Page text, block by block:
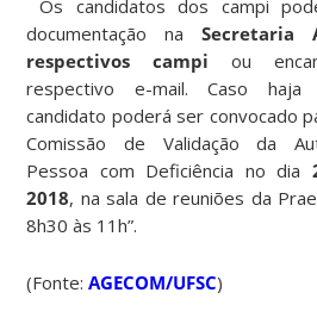
Os candidatos dos campi
documentação na Secretaria
respectivos campi ou
respectivo e-mail. Caso haja
candidato poderá ser convocado
Comissão de Validação da
Pessoa com Deficiência no dia
2018, na sala de reuniões da
8h30 às 11h”.
(Fonte:AGECOM/UFSC)